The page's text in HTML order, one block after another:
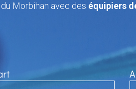
Morbihan avec des équipiers